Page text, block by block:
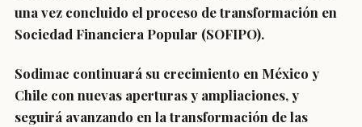
una vez concluido el proceso de transformación en
Sociedad Financiera Popular (SOFIPO).
Sodimac continuará su crecimiento en México y
Chile con nuevas aperturas y ampliaciones, y
seguirá avanzando en la transformación de las